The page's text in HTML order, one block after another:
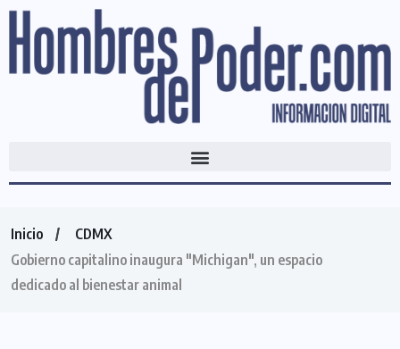
Inicio
CDMX
Gobierno capitalino inaugura "Michigan", un espacio
dedicado al bienestar animal